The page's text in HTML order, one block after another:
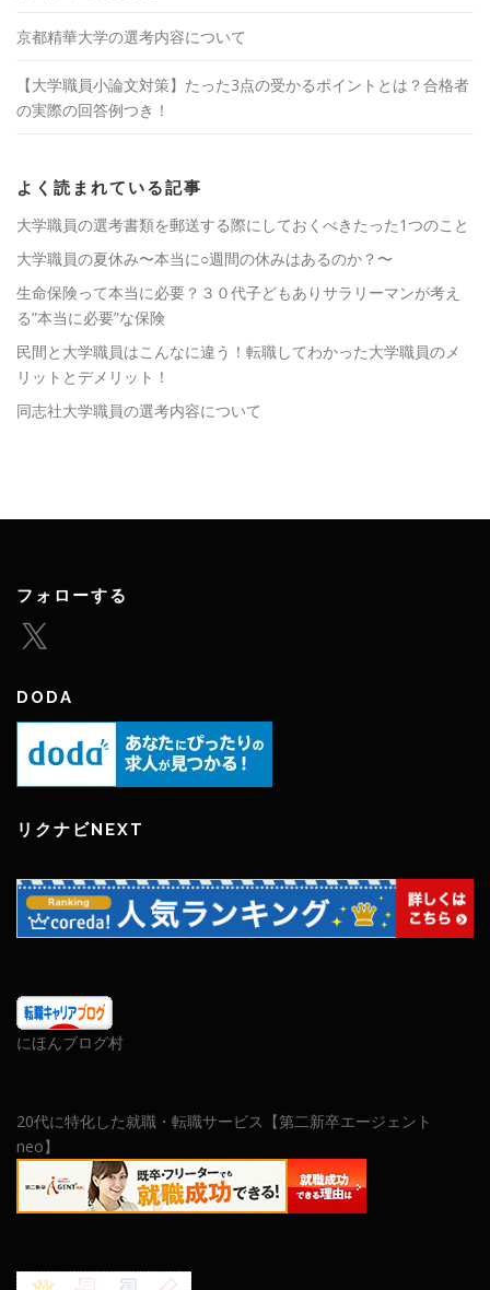
京都精華大学の選考内容について
【大学職員小論文対策】たった3点の受かるポイントとは？合格者
の実際の回答例つき！
よく読まれている記事
大学職員の選考書類を郵送する際にしておくべきたった1つのこと
大学職員の夏休み〜本当に○週間の休みはあるのか？〜
生命保険って本当に必要？３０代子どもありサラリーマンが考え
る”本当に必要”な保険
民間と大学職員はこんなに違う！転職してわかった大学職員のメ
リットとデメリット！
同志社大学職員の選考内容について
フォローする
X
DODA
リクナビNEXT
にほんブログ村
20代に特化した就職・転職サービス【第二新卒エージェント
neo】